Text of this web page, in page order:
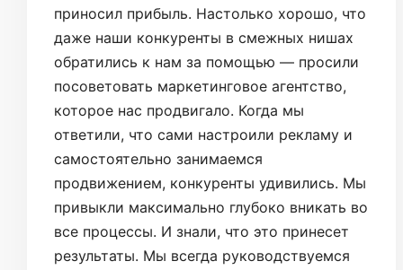
приносил прибыль. Настолько хорошо, что
даже наши конкуренты в смежных нишах
обратились к нам за помощью — просили
посоветовать маркетинговое агентство,
которое нас продвигало. Когда мы
ответили, что сами настроили рекламу и
самостоятельно занимаемся
продвижением, конкуренты удивились. Мы
привыкли максимально глубоко вникать во
все процессы. И знали, что это принесет
результаты. Мы всегда руководствуемся